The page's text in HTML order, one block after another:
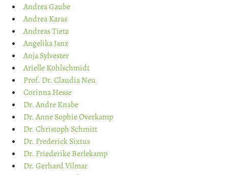
Andrea Gaube
Andrea Karas
Andreas Tietz
Angelika Janz
Anja Sylvester
Arielle Kohlschmidt
Prof. Dr. Claudia Neu
Corinna Hesse
Dr. Andre Knabe
Dr. Anne Sophie Overkamp
Dr. Christoph Schmitt
Dr. Frederick Sixtus
Dr. Friederike Berlekamp
Dr. Gerhard Vilmar